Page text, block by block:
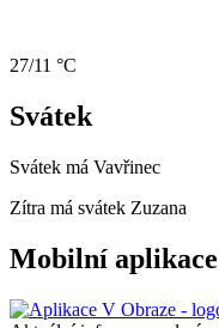
27/11 °C
Svátek
Svátek má Vavřinec
Zítra má svátek Zuzana
Mobilní aplikace